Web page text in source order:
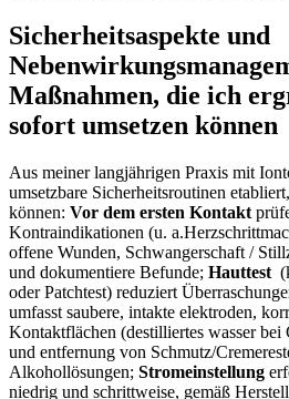
Sicherheitsaspekte und
Maßnahmen, ⁣die ich
⁤sofort‌ umsetzen können
Aus meiner langjährigen Praxis ⁤mit
umsetzbare Sicherheitsroutinen
⁣können:⁣ Vor dem ersten Kontakt
Kontraindikationen‍ (u.
offene Wunden, Schwangerschaft /
und dokumentiere Befunde; Hauttest
oder Patchtest) reduziert
umfasst​ saubere, intakte elektroden,
Kontaktflächen ⁣(destilliertes wasser bei
und ‌entfernung von⁤ Schmutz/
Alkohollösungen; Stromeinstellung
niedrig und schrittweise, gemäß